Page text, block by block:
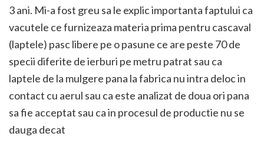
3 ani. Mi-a fost greu sa le explic importanta faptului ca
vacutele ce furnizeaza materia prima pentru cascaval
(laptele) pasc libere pe o pasune ce are peste 70 de
specii diferite de ierburi pe metru patrat sau ca
laptele de la mulgere pana la fabrica nu intra deloc in
contact cu aerul sau ca este analizat de doua ori pana
sa fie acceptat sau ca in procesul de productie nu se
dauga decat